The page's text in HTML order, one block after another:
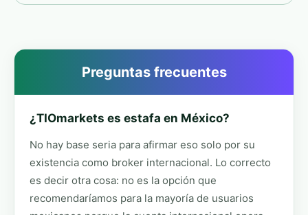
Preguntas frecuentes
¿TIOmarkets es estafa en México?
No hay base seria para afirmar eso solo por su
existencia como broker internacional. Lo correcto
es decir otra cosa: no es la opción que
recomendaríamos para la mayoría de usuarios